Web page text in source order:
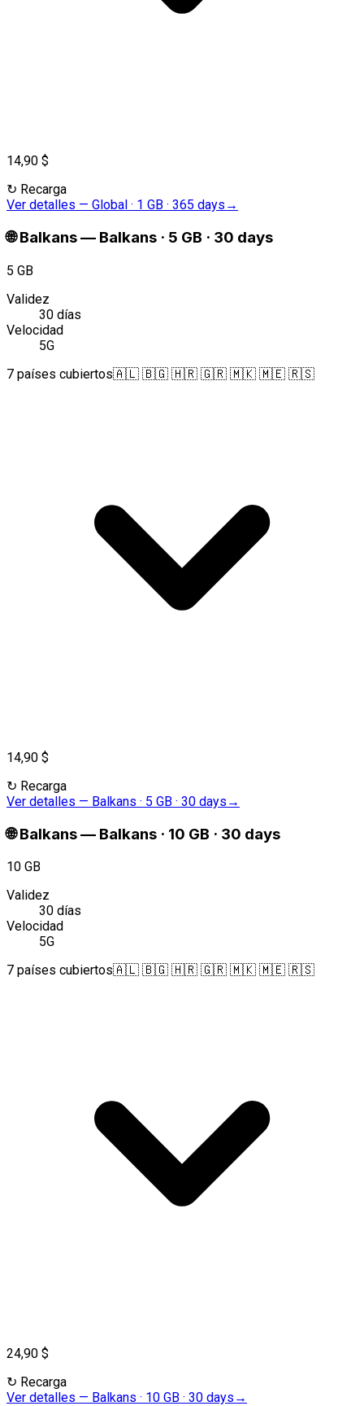
14,90 $
↻ Recarga
Ver detalles — Global · 1 GB · 365 days →
🌐 Balkans— Balkans · 5 GB · 30 days
5 GB
Validez
30 días
Velocidad
5G
7 países cubiertos🇦🇱 🇧🇬 🇭🇷 🇬🇷 🇲🇰 🇲🇪 🇷🇸
14,90 $
↻ Recarga
Ver detalles — Balkans · 5 GB · 30 days →
🌐 Balkans— Balkans · 10 GB · 30 days
10 GB
Validez
30 días
Velocidad
5G
7 países cubiertos🇦🇱 🇧🇬 🇭🇷 🇬🇷 🇲🇰 🇲🇪 🇷🇸
24,90 $
↻ Recarga
Ver detalles — Balkans · 10 GB · 30 days →